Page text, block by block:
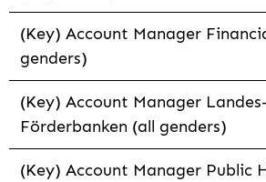
(Key) Account Manager
genders)
(Key) Account Manager
Förderbanken (all genders)
(Key) Account Manager Public